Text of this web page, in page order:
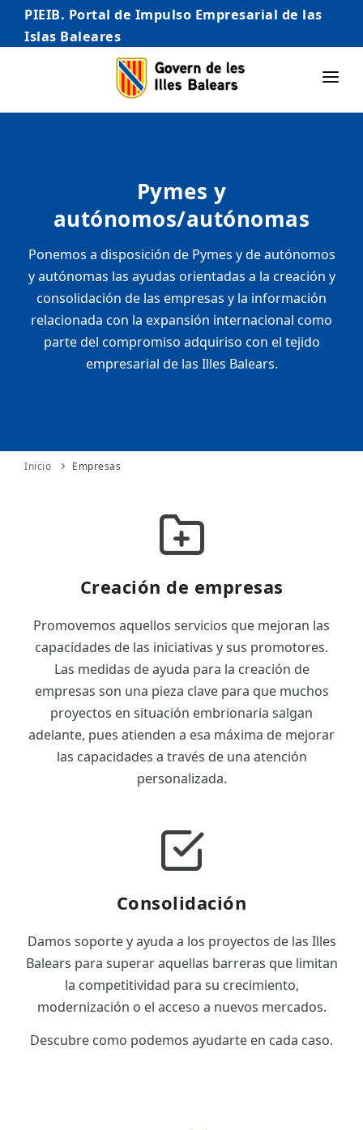
PIEIB. Portal de Impulso Empresarial de las
Islas Baleares
INICIO
AUTÓNOMO/AUTÓNOMA
EMPRENDEDORES
COMERCIO
INTERNACIONALIZACIÓN
STARTUPS AVANZADAS
Pymes y
autónomos/autónomas
Ponemos a disposición de Pymes y de autónomos
y autónomas las ayudas orientadas a la creación y
consolidación de las empresas y la información
relacionada con la expansión internacional como
parte del compromiso adquiriso con el tejido
empresarial de las Illes Balears.
Inicio Empresas
Creación de empresas
Promovemos aquellos servicios que mejoran las
capacidades de las iniciativas y sus promotores.
Las medidas de ayuda para la creación de
empresas son una pieza clave para que muchos
proyectos en situación embrionaria salgan
adelante, pues atienden a esa máxima de mejorar
las capacidades a través de una atención
personalizada.
Consolidación
Damos soporte y ayuda a los proyectos de las Illes
Balears para superar aquellas barreras que limitan
la competitividad para su crecimiento,
modernización o el acceso a nuevos mercados.
Descubre como podemos ayudarte en cada caso.